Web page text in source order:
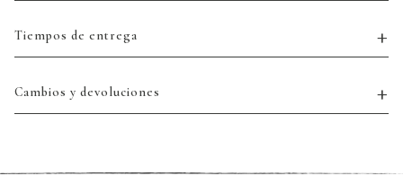
Tiempos de entrega
Cambios y devoluciones